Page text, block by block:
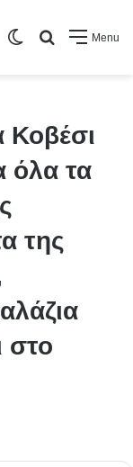
Menu
Search
Switch
όλα τα
της
στο